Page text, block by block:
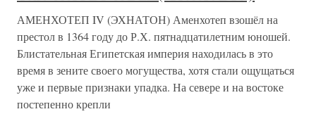
АМЕНХОТЕП IV (ЭХНАТОН) Аменхотеп взошёл на
престол в 1364 году до Р.Х. пятнадцатилетним юношей.
Блистательная Египетская империя находилась в это
время в зените своего могущества, хотя стали ощущаться
уже и первые признаки упадка. На севере и на востоке
постепенно крепли